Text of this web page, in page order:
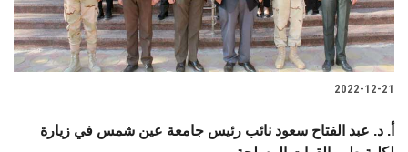
2022-12-21
أ. د. عبد الفتاح سعود نائب رئيس جامعة عين شمس في زيارة